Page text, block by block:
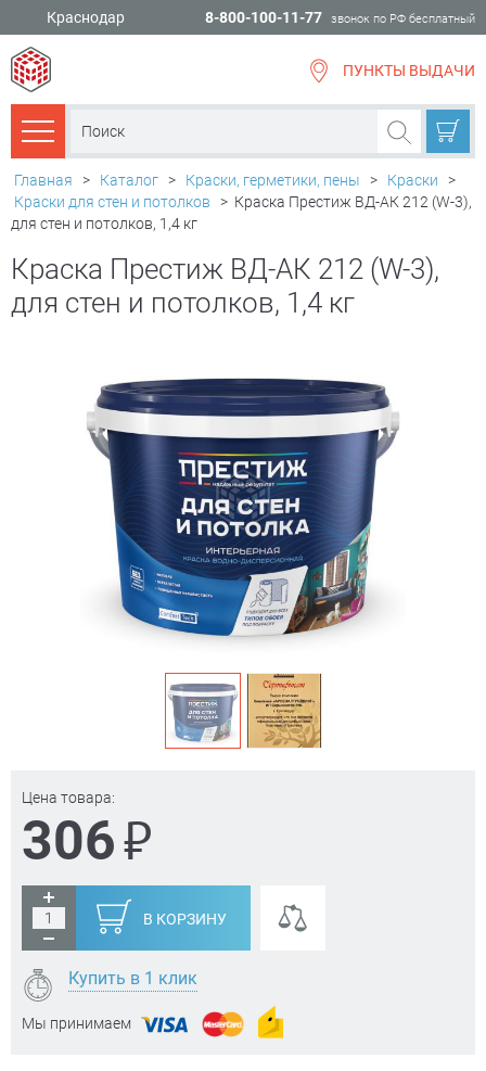
Краснодар 8-800-100-11-77 звонок по РФ бесплатный
ПУНКТЫ ВЫДАЧИ
Каталог товаров
Главная > Каталог > Краски, герметики, пены > Краски
>
Краски для стен и потолков
> Краска Престиж ВД-АК 212 (W-3),
для стен и потолков, 1,4 кг
Краска Престиж ВД-АК 212 (W-3),
для стен и потолков, 1,4 кг
Цена товара:
306₽
В КОРЗИНУ
Купить в 1 клик
Мы принимаем